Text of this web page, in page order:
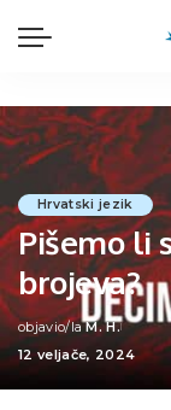
Hrvatski jezik
Pišemo li
brojeva?
Posted
by
objavio/la M. H.
12 veljače, 2024